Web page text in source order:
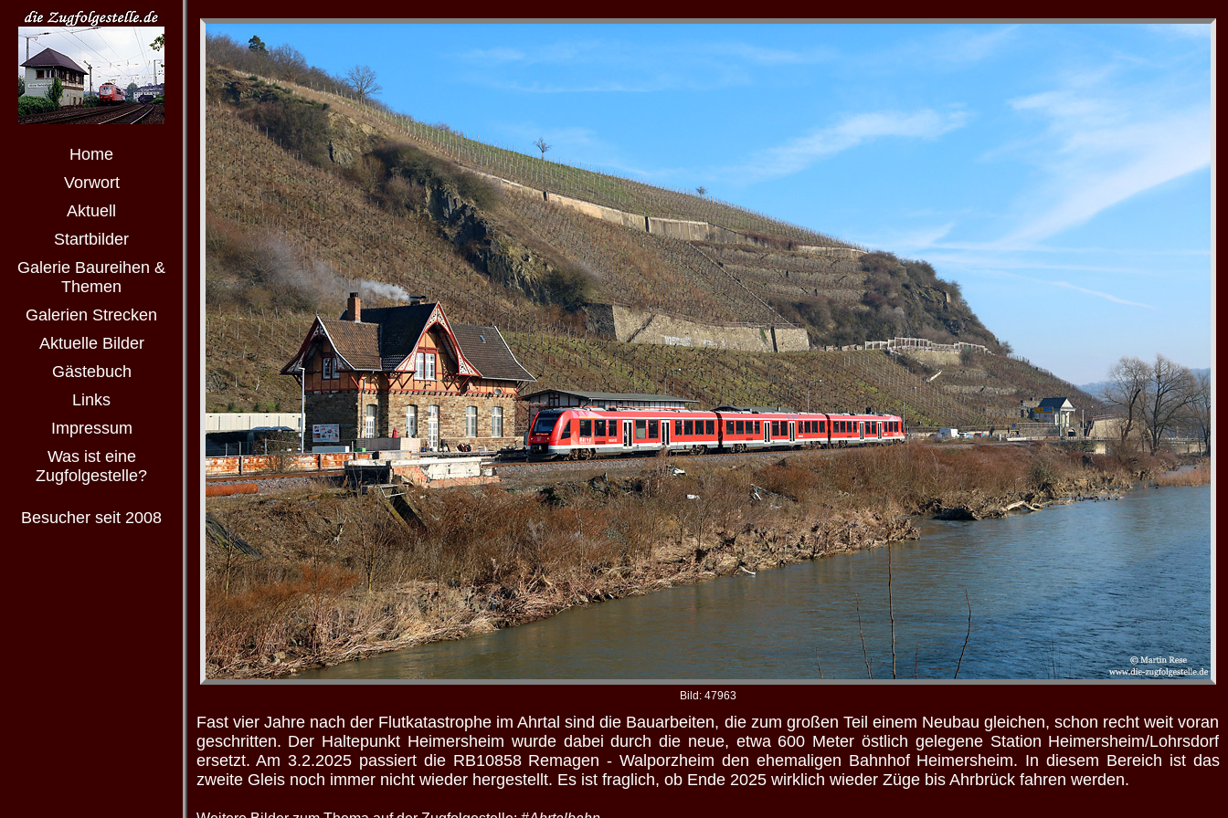
Home
Vorwort
Aktuell
Startbilder
Galerie Baureihen &
Themen
Galerien Strecken
Aktuelle Bilder
Gästebuch
Links
Impressum
Was ist eine
Zugfolgestelle?
Besucher seit 2008
Bild: 47963
Fast vier Jahre nach der Flutkatastrophe im Ahrtal sind die Bauarbeiten, die zum großen Teil einem Neubau gleichen, schon recht weit voran
geschritten. Der Haltepunkt Heimersheim wurde dabei durch die neue, etwa 600 Meter östlich gelegene Station Heimersheim/Lohrsdorf
ersetzt. Am 3.2.2025 passiert die RB10858 Remagen - Walporzheim den ehemaligen Bahnhof Heimersheim. In diesem Bereich ist das
zweite Gleis noch immer nicht wieder hergestellt. Es ist fraglich, ob Ende 2025 wirklich wieder Züge bis Ahrbrück fahren werden.